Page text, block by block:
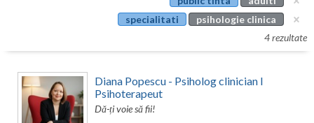
Calarasi
Caras-Severin
Cluj
specialitati
psihologie clinica
4 rezultate
Diana Popescu - Psiholog clinician I
Psihoterapeut
Dă-ți voie să fii!